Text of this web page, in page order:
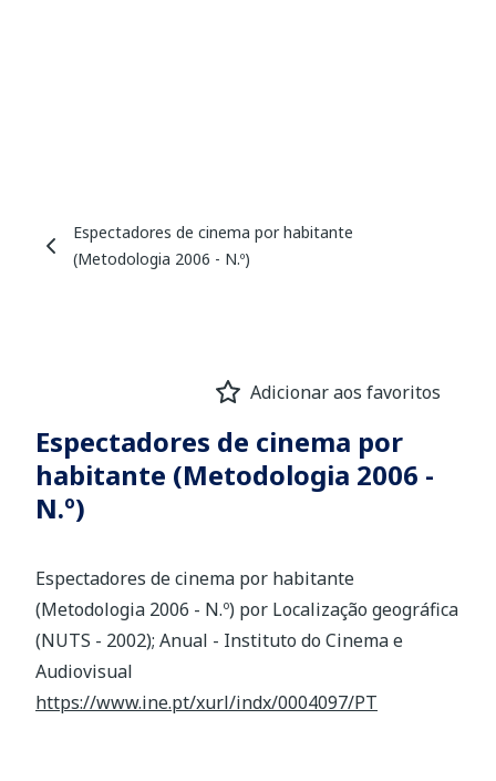
Espectadores de cinema por habitante
(Metodologia 2006 - N.º)
Adicionar aos favoritos
Espectadores de cinema por
habitante (Metodologia 2006 -
N.º)
Espectadores de cinema por habitante
(Metodologia 2006 - N.º) por Localização geográfica
(NUTS - 2002); Anual - Instituto do Cinema e
Audiovisual
https://www.ine.pt/xurl/indx/0004097/PT